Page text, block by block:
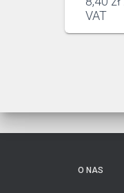
VAT
O NAS